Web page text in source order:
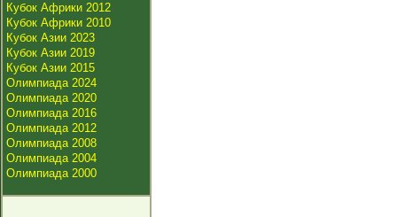
Кубок Африки 2012
Кубок Африки 2010
Кубок Азии 2023
Кубок Азии 2019
Кубок Азии 2015
Олимпиада 2024
Олимпиада 2020
Олимпиада 2016
Олимпиада 2012
Олимпиада 2008
Олимпиада 2004
Олимпиада 2000